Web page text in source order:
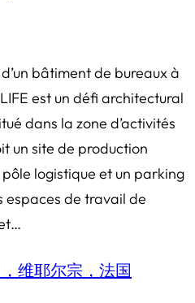
bâtiment de bureaux à
est un défi architectural
dans la zone d’activités
un site de production
logistique et un parking
espaces de travail de
维耶尔宗，法国